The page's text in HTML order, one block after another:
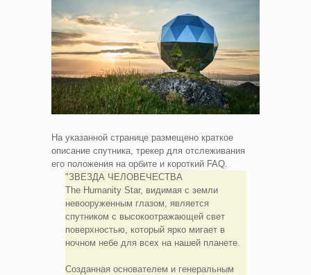
На указанной странице размещено краткое
описание спутника, трекер для отслеживания
его положения на орбите и короткий FAQ.
ЗВЕЗДА ЧЕЛОВЕЧЕСТВА
The Humanity Star, видимая с земли
невооруженным глазом, является
спутником с высокоотражающей свет
поверхностью, который ярко мигает в
ночном небе для всех на нашей планете.
Созданная основателем и генеральным